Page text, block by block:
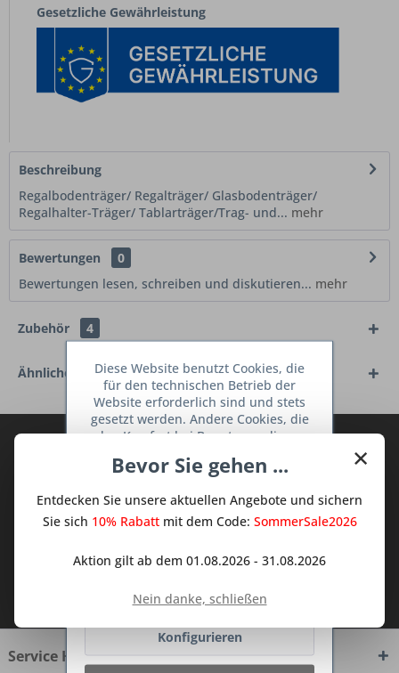
Gesetzliche Gewährleistung
Beschreibung
Regalbodenträger/ Regalträger/ Glasbodenträger/
Regalhalter-Träger/ Tablarträger/Trag- und... mehr
Bewertungen
0
Bewertungen lesen, schreiben und diskutieren... mehr
Zubehör 4
Ähnliche Artikel
TraumKüche Newsletter und verpassen
dem Traum Küchen - Shop.
zur Kenntnis genommen.
Service Hotline
×
Bevor Sie gehen ...
Entdecken Sie unsere aktuellen Angebote und sichern
Sie sich 10% Rabattmit dem Code: SommerSale2026
Aktion gilt ab dem 01.08.2026 - 31.08.2026
Nein danke, schließen
Diese Website benutzt Cookies, die
für den technischen Betrieb der
Website erforderlich sind und stets
gesetzt werden. Andere Cookies, die
den Komfort bei Benutzung dieser
dienen oder die Interaktion mit
Netzwerken vereinfachen sollen,
werden nur mit Ihrer Zustimmung
Ablehnen
Konfigurieren